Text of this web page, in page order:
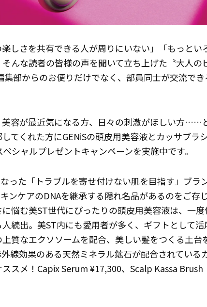
楽しさを共有できる人が周りにいない」「もっとい
んな読者の皆様の声を聞いて立ち上げた〝大人の
集部からのお便りだけでなく、部員同士が交流で
美容が最近気になる方、日々の刺激がほしい方……
てくれた方にGENiSの頭皮用美容液とカッサブラ
シャルプレゼントキャンペーンを実施中です。
った「トラブルを寄せ付けない肌を目指す」ブラ
ンケアのDNAを継承する隠れ名品があるのをご存
悩む美ST世代にぴったりの頭皮用美容液は、一度
人続出。美ST内にも愛用者が多く、ギフトとして活
質なエクソソームを配合、美しい髪をつくる土台
線効果のある天然ミネラル鉱石が配合されている
スメ！Capix Serum ¥17,300、Scalp Kassa Brush